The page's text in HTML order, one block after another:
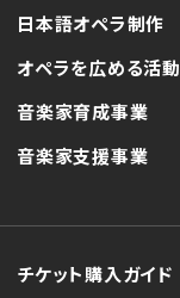
日本語オペラ制作
オペラを広める活動
音楽家育成事業
音楽家支援事業
チケット購入ガイド